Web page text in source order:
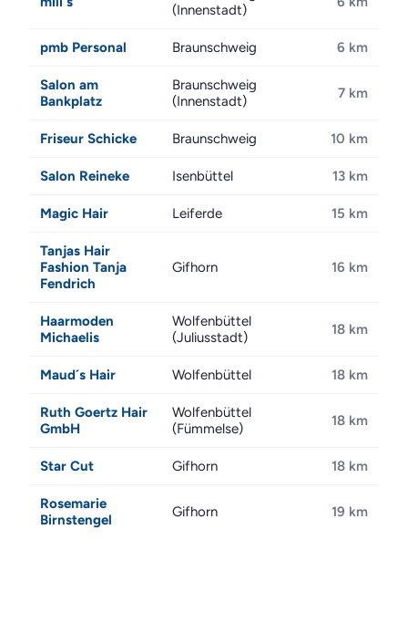
(Innenstadt)
pmb Personal Braunschweig 6 km
Salon am
Bankplatz
Braunschweig
(Innenstadt)
7 km
Friseur Schicke Braunschweig 10 km
Salon Reineke Isenbüttel 13 km
Magic Hair Leiferde 15 km
Tanjas Hair
Fashion Tanja
Fendrich
Gifhorn 16 km
Haarmoden
Michaelis
Wolfenbüttel
(Juliusstadt)
18 km
Maud´s Hair Wolfenbüttel 18 km
Ruth Goertz Hair
GmbH
Wolfenbüttel
(Fümmelse)
18 km
Star Cut Gifhorn 18 km
Rosemarie
Birnstengel
Gifhorn 19 km